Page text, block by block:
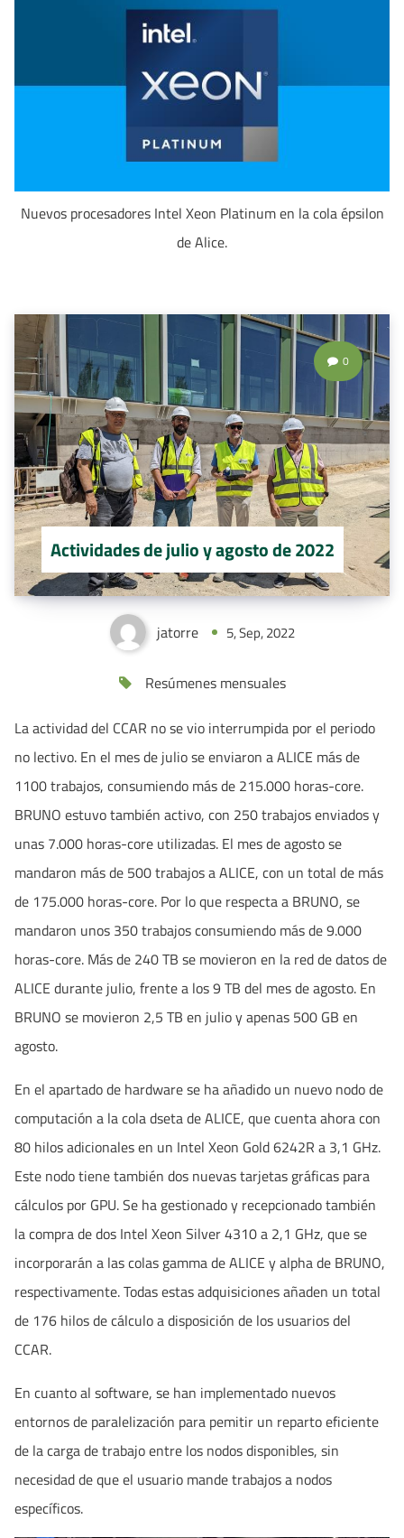
Nuevos procesadores Intel Xeon Platinum en la cola épsilon
de Alice.
Actividades de julio y agosto de 2022
0
jatorre 5, Sep, 2022
Resúmenes mensuales
La actividad del CCAR no se vio interrumpida por el periodo
no lectivo. En el mes de julio se enviaron a ALICE más de
1100 trabajos, consumiendo más de 215.000 horas-core.
BRUNO estuvo también activo, con 250 trabajos enviados y
unas 7.000 horas-core utilizadas. El mes de agosto se
mandaron más de 500 trabajos a ALICE, con un total de más
de 175.000 horas-core. Por lo que respecta a BRUNO, se
mandaron unos 350 trabajos consumiendo más de 9.000
horas-core. Más de 240 TB se movieron en la red de datos de
ALICE durante julio, frente a los 9 TB del mes de agosto. En
BRUNO se movieron 2,5 TB en julio y apenas 500 GB en
agosto.
En el apartado de hardware se ha añadido un nuevo nodo de
computación a la cola dseta de ALICE, que cuenta ahora con
80 hilos adicionales en un Intel Xeon Gold 6242R a 3,1 GHz.
Este nodo tiene también dos nuevas tarjetas gráficas para
cálculos por GPU. Se ha gestionado y recepcionado también
la compra de dos Intel Xeon Silver 4310 a 2,1 GHz, que se
incorporarán a las colas gamma de ALICE y alpha de BRUNO,
respectivamente. Todas estas adquisiciones añaden un total
de 176 hilos de cálculo a disposición de los usuarios del
CCAR.
En cuanto al software, se han implementado nuevos
entornos de paralelización para pemitir un reparto eficiente
de la carga de trabajo entre los nodos disponibles, sin
necesidad de que el usuario mande trabajos a nodos
específicos.